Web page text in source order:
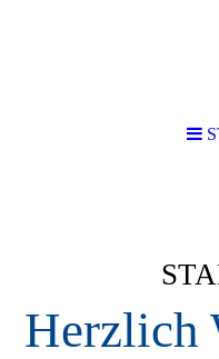
Herzlich